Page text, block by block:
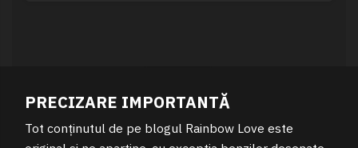
PRECIZARE IMPORTANTĂ
Tot conținutul de pe blogul Rainbow Love este